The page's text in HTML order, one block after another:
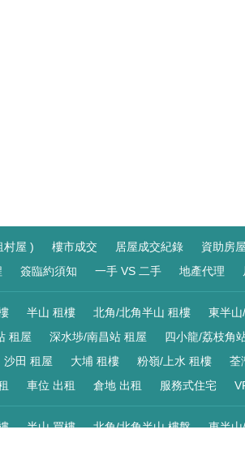
村屋 ) 樓市成交 居屋成交紀錄 資助房
簽臨約須知 一手 VS 二手 地產代理
半山 租樓 北角/北角半山 租樓 東半山
租屋 深水埗/南昌站 租屋 四小龍/荔枝角
沙田 租屋 大埔 租樓 粉嶺/上水 租樓 荃
車位 出租 倉地 出租 服務式住宅
半山 買樓 北角/北角半山 樓盤 東半